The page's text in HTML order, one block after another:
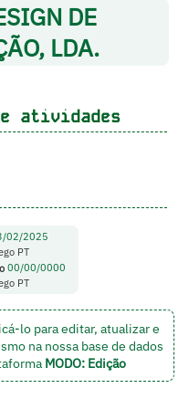
DE
LDA.
atividades
02/2025
PT
00/00/0000
PT
lo para editar, atualizar e
na nossa base de dados
MODO: Edição